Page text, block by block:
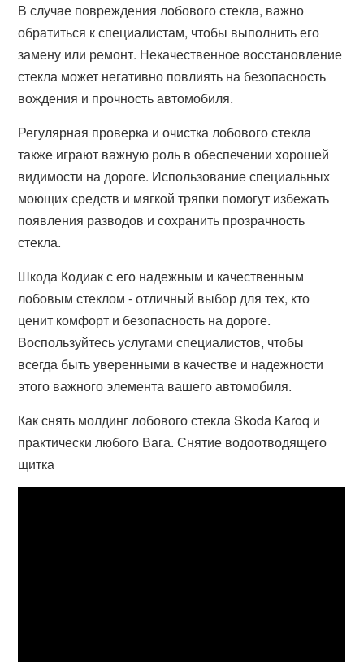
В случае повреждения лобового стекла, важно
обратиться к специалистам, чтобы выполнить его
замену или ремонт. Некачественное восстановление
стекла может негативно повлиять на безопасность
вождения и прочность автомобиля.
Регулярная проверка и очистка лобового стекла
также играют важную роль в обеспечении хорошей
видимости на дороге. Использование специальных
моющих средств и мягкой тряпки помогут избежать
появления разводов и сохранить прозрачность
стекла.
Шкода Кодиак с его надежным и качественным
лобовым стеклом - отличный выбор для тех, кто
ценит комфорт и безопасность на дороге.
Воспользуйтесь услугами специалистов, чтобы
всегда быть уверенными в качестве и надежности
этого важного элемента вашего автомобиля.
Как снять молдинг лобового стекла Skoda Karoq и
практически любого Вага. Снятие водоотводящего
щитка